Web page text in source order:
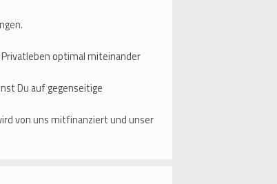
optimal miteinander
Du auf gegenseitige
von uns mitfinanziert und unser